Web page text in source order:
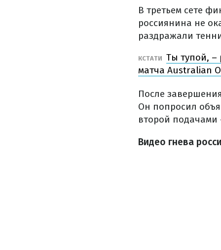
В третьем сете
россиянина не
раздражали
КСТАТИ Ты тупой, –
матча Australian
После
Он попросил
второй подачами
Видео гнева